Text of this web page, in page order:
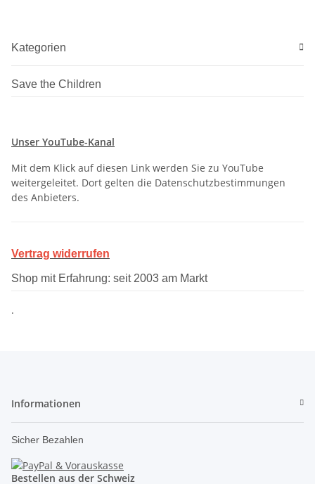
Kategorien
Save the Children
Unser YouTube-Kanal
Mit dem Klick auf diesen Link werden Sie zu YouTube
weitergeleitet. Dort gelten die Datenschutzbestimmungen
des Anbieters.
Vertrag widerrufen
Shop mit Erfahrung: seit 2003 am Markt
.
Informationen
Sicher Bezahlen
Bestellen aus der Schweiz